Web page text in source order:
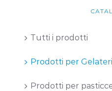
Tutti i prodotti
Prodotti per
Prodotti per